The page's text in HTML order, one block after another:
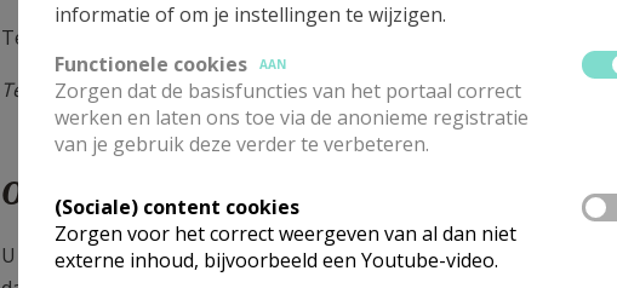
Te Koolskamp op dinsdag om 09u00
Te Beveren sinds 01/07/2024 geen weekdagviering meer.
Open kerken
U kan buiten de vieringen ook persoonlijk komen bidden en/of
informatie of om je instellingen te wijzigen.
Functionele cookies
AAN
Zorgen dat de basisfuncties van het portaal correct
werken en laten ons toe via de anonieme registratie
van je gebruik deze verder te verbeteren.
(Sociale) content cookies
Zorgen voor het correct weergeven van al dan niet
externe inhoud, bijvoorbeeld een Youtube-video.